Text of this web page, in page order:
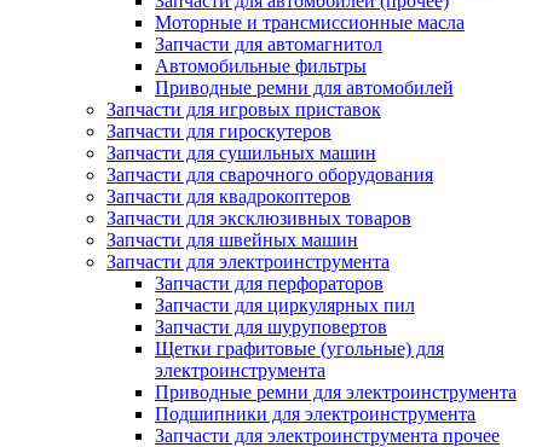
Моторные и трансмиссионные масла
Запчасти для автомагнитол
Автомобильные фильтры
Приводные ремни для автомобилей
Запчасти для игровых приставок
Запчасти для гироскутеров
Запчасти для сушильных машин
Запчасти для сварочного оборудования
Запчасти для квадрокоптеров
Запчасти для эксклюзивных товаров
Запчасти для швейных машин
Запчасти для электроинструмента
Запчасти для перфораторов
Запчасти для циркулярных пил
Запчасти для шуруповертов
Щетки графитовые (угольные) для
электроинструмента
Приводные ремни для электроинструмента
Подшипники для электроинструмента
Запчасти для электроинструмента прочее